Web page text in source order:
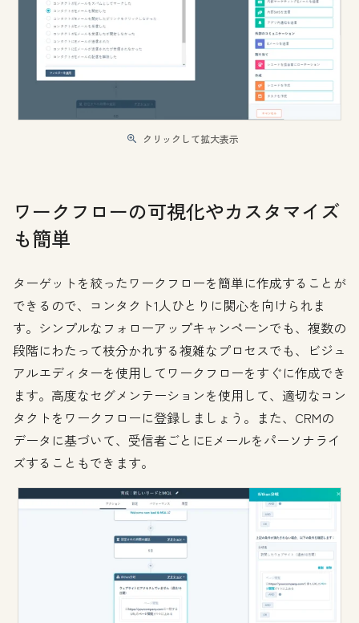
クリックして拡大表示
ワークフローの可視化やカスタマイズ
も簡単
ターゲットを絞ったワークフローを簡単に作成することが
できるので、コンタクト1人ひとりに関心を向けられま
す。シンプルなフォローアップキャンペーンでも、複数の
段階にわたって枝分かれする複雑なプロセスでも、ビジュ
アルエディターを使用してワークフローをすぐに作成でき
ます。高度なセグメンテーションを使用して、適切なコン
タクトをワークフローに登録しましょう。また、CRMの
データに基づいて、受信者ごとにEメールをパーソナライ
ズすることもできます。